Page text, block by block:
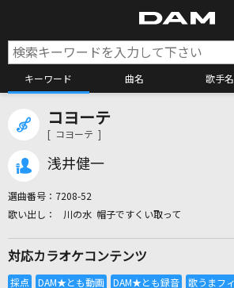
キーワード 曲名 歌手名
全国りれき
コヨーテ
[ コヨーテ ]
浅井健一
選曲番号： 7208-52
川の水 帽子ですくい取って
対応カラオケコンテンツ